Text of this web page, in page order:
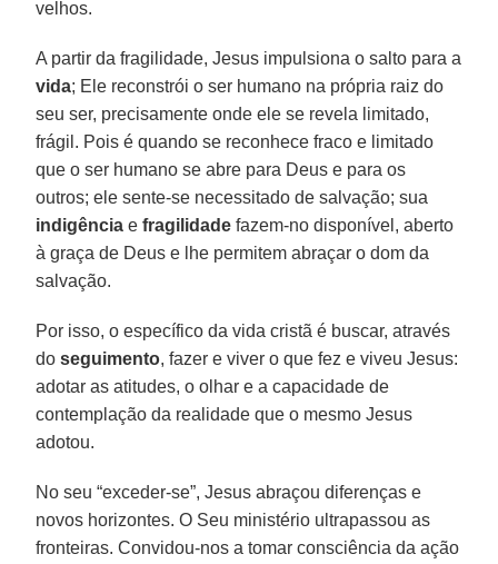
velhos.
A partir da fragilidade, Jesus impulsiona o salto para a
vida; Ele reconstrói o ser humano na própria raiz do
seu ser, precisamente onde ele se revela limitado,
frágil. Pois é quando se reconhece fraco e limitado
que o ser humano se abre para Deus e para os
outros; ele sente-se necessitado de salvação; sua
indigência e fragilidade fazem-no disponível, aberto
à graça de Deus e lhe permitem abraçar o dom da
salvação.
Por isso, o específico da vida cristã é buscar, através
doseguimento, fazer e viver o que fez e viveu Jesus:
adotar as atitudes, o olhar e a capacidade de
contemplação da realidade que o mesmo Jesus
adotou.
No seu “exceder-se”, Jesus abraçou diferenças e
novos horizontes. O Seu ministério ultrapassou as
fronteiras. Convidou-nos a tomar consciência da ação